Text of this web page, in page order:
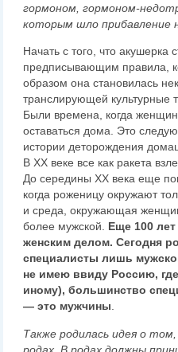
гормоном, гормоном-
которым шло прибавление
Начать с того, что акушерка
предписывающим правила,
образом она становилась
транслирующей культурные
Были времена, когда
оставаться дома. Это
истории деторождения
В XX веке все как ракета
До середины ХХ века еще
когда роженицу окружают
и среда, окружающая
более мужской. Еще 100
женским делом. Сегодня
специалисты лишь
не имею ввиду Россию,
иному), большинство
— это мужчины.
Также родилась идея о